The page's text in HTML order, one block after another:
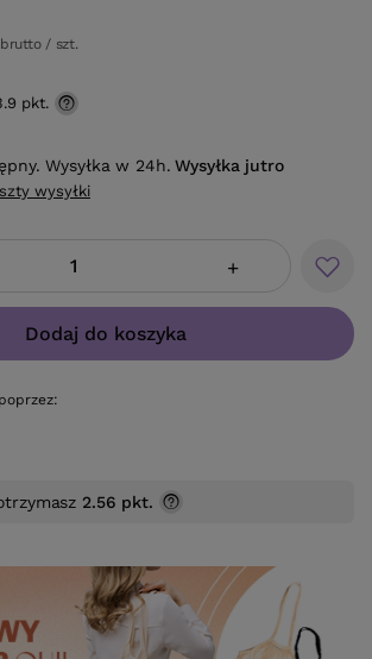
brutto/ szt.
pkt.
+
Dodaj do koszyka
Wysyłka w 24h. Wysyłka jutro
wysyłki
2.56 pkt.